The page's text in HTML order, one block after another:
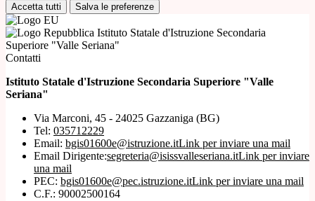
Accetta tutti Salva le preferenze
Istituto Statale d'Istruzione Secondaria
Superiore "Valle Seriana"
Contatti
Istituto Statale d'Istruzione Secondaria Superiore "Valle
Seriana"
Via Marconi, 45 - 24025 Gazzaniga (BG)
Tel: 035712229
Email: bgis01600e@istruzione.itLink per inviare una mail
Email Dirigente:segreteria@isissvalleseriana.itLink per inviare
una mail
PEC: bgis01600e@pec.istruzione.itLink per inviare una mail
C.F.: 90002500164